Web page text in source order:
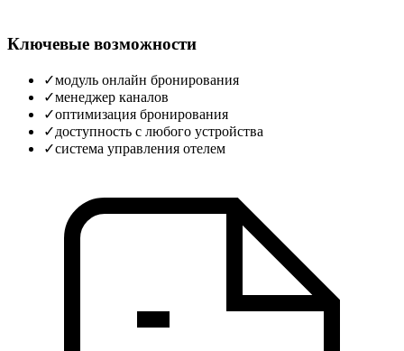
Ключевые возможности
✓модуль онлайн бронирования
✓менеджер каналов
✓оптимизация бронирования
✓доступность с любого устройства
✓система управления отелем